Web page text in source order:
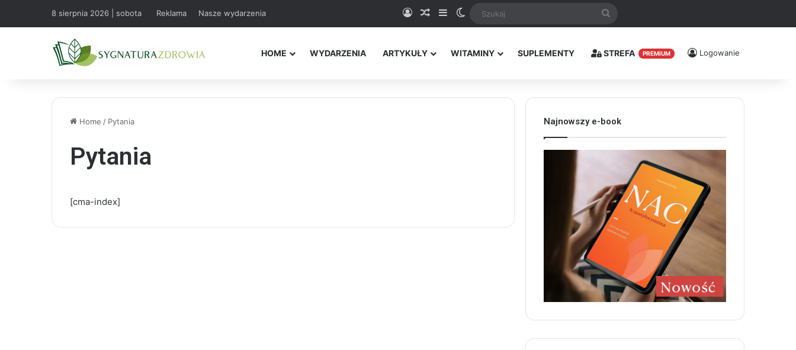
8 sierpnia 2026 | sobota Reklama Nasze wydarzenia Logowanie
Random Article
SidebarSwitch skin
HOME WYDARZENIA ARTYKUŁY WITAMINY SUPLEMENTY STREFA PREMIUM Logowanie
Home / Pytania
Pytania
[cma-index]
Najnowszy e-book